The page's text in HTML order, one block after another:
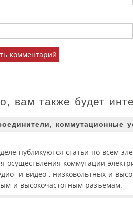
вам также будет
коммутационные
публикуются статьи по всем
осуществления коммутации
и видео-, низковольтных и
и высокочастотным разъемам.